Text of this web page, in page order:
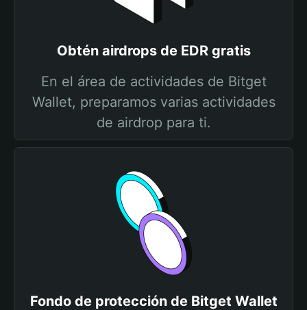
Obtén airdrops de EDR gratis
En el área de actividades de Bitget
Wallet, preparamos varias actividades
de airdrop para ti.
Fondo de protección de Bitget Wallet